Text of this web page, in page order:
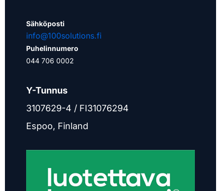
Sähköposti
info@100solutions.fi
Puhelinnumero
044 706 0002
Y-Tunnus
3107629-4 / FI31076294
Espoo, Finland